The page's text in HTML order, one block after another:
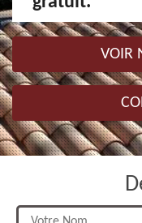
VOIR